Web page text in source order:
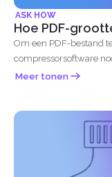
ASK HOW
Hoe PDF-
Om een PDF-bestand
compressorsoftware
Meer tonen